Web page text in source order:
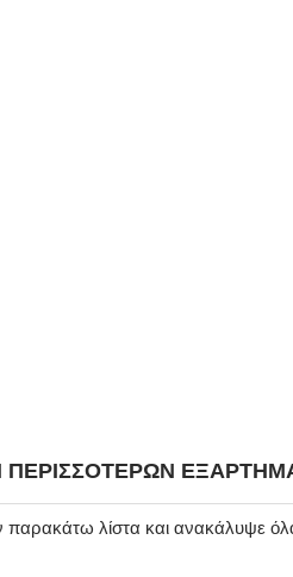
λίστα και ανακάλυψε